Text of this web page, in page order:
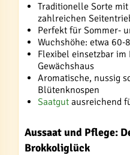
Traditionelle Sorte
zahlreichen
Perfekt für Sommer-
Wuchshöhe: etwa 60-
Flexibel einsetzbar
Gewächshaus
Aromatische, nussig
Blütenknospen
Saatgut ausreichend
Aussaat und Pflege:
Brokkoliglück